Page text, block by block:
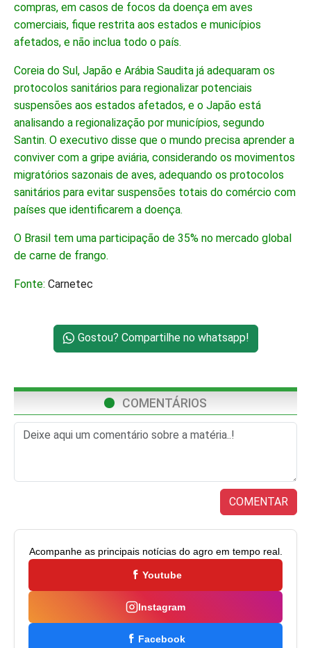
compras, em casos de focos da doença em aves
comerciais, fique restrita aos estados e municípios
afetados, e não inclua todo o país.
Coreia do Sul, Japão e Arábia Saudita já adequaram os
protocolos sanitários para regionalizar potenciais
suspensões aos estados afetados, e o Japão está
analisando a regionalização por municípios, segundo
Santin. O executivo disse que o mundo precisa aprender a
conviver com a gripe aviária, considerando os movimentos
migratórios sazonais de aves, adequando os protocolos
sanitários para evitar suspensões totais do comércio com
países que identificarem a doença.
O Brasil tem uma participação de 35% no mercado global
de carne de frango.
Fonte: Carnetec
Gostou? Compartilhe no whatsapp!
COMENTÁRIOS
COMENTAR
Acompanhe as principais notícias do agro em tempo real.
Youtube
Instagram
Facebook